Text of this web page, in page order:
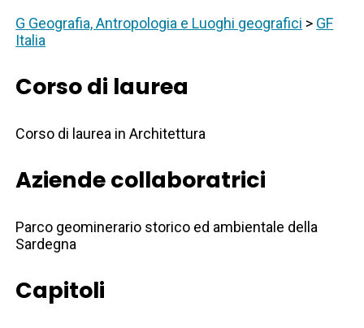
G Geografia, Antropologia e Luoghi geografici > GF
Italia
Corso di laurea
Corso di laurea in Architettura
Aziende collaboratrici
Parco geominerario storico ed ambientale della
Sardegna
Capitoli